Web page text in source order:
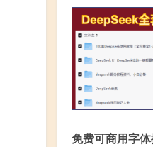
免费可商用字